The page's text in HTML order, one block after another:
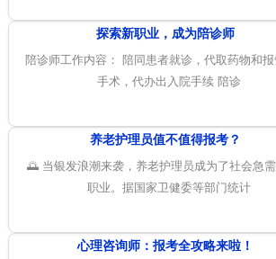
探索新职业，成为陪诊师
陪诊师工作内容： 陪同患者就诊，代取药物和
手术，代办出入院手续 陪诊
养老护理员值不值得报考？
🌅 当银发浪潮来袭，养老护理员成为了社会急
职业。据国家卫健委等部门统计
心理咨询师：报考全攻略来啦！